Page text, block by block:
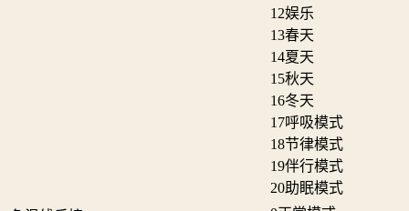
12娱乐
13春天
14夏天
15秋天
16冬天
17呼吸模式
18节律模式
19伴行模式
20助眠模式